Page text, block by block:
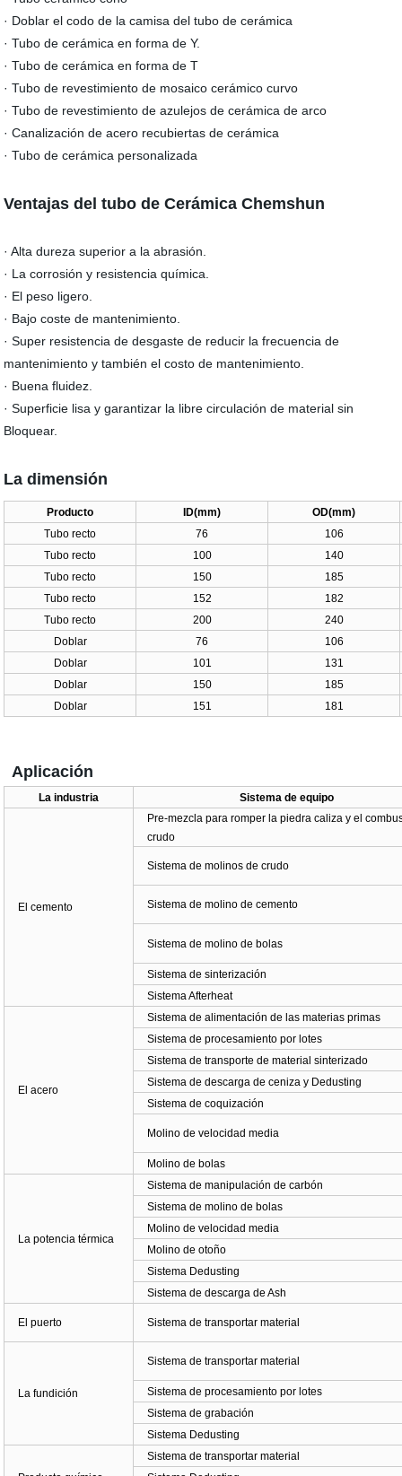
· Doblar el codo de la camisa del tubo de cerámica
· Tubo de cerámica en forma de Y.
· Tubo de cerámica en forma de T
· Tubo de revestimiento de mosaico cerámico curvo
· Tubo de revestimiento de azulejos de cerámica de arco
· Canalización de acero recubiertas de cerámica
· Tubo de cerámica personalizada
Ventajas del tubo de Cerámica Chemshun
· Alta dureza superior a la abrasión.
· La corrosión y resistencia química.
· El peso ligero.
· Bajo coste de mantenimiento.
· Super resistencia de desgaste de reducir la frecuencia de
mantenimiento y también el costo de mantenimiento.
· Buena fluidez.
· Superficie lisa y garantizar la libre circulación de material sin
Bloquear.
La dimensión
Producto ID(mm)
OD(mm)
Tubo recto
76
106
Tubo recto
100
140
Tubo recto
150
185
Tubo recto
152
182
Tubo recto
200
240
Doblar
76
106
Doblar
101
131
Doblar
150
185
Doblar
151 181
Aplicación
La industria Sistema de equipo
El cemento
Pre-mezcla para romper la piedra caliza y el
crudo
Sistema de molinos de crudo
Sistema de molino de cemento
Sistema de molino de bolas
Sistema de sinterización
Sistema Afterheat
El acero
Sistema de alimentación de las materias primas
Sistema de procesamiento por lotes
Sistema de transporte de material sinterizado
Sistema de descarga de ceniza y Dedusting
Sistema de coquización
Molino de velocidad media
Molino de bolas
La potencia térmica
Sistema de manipulación de carbón
Sistema de molino de bolas
Molino de velocidad media
Molino de otoño
Sistema Dedusting
Sistema de descarga de Ash
El puerto Sistema de transportar material
La fundición
Sistema de transportar material
Sistema de procesamiento por lotes
Sistema de grabación
Sistema Dedusting
Sistema de transportar material